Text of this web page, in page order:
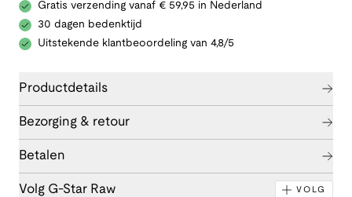
Gratis verzending vanaf € 59,95 in Nederland
30 dagen bedenktijd
Uitstekende klantbeoordeling van 4,8/5
Productdetails
Bezorging & retour
Betalen
Volg G-Star Raw VOLG